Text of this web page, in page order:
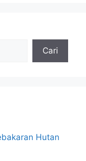
Cari
Hutan